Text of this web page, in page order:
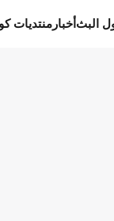
البثأخبار منتديات